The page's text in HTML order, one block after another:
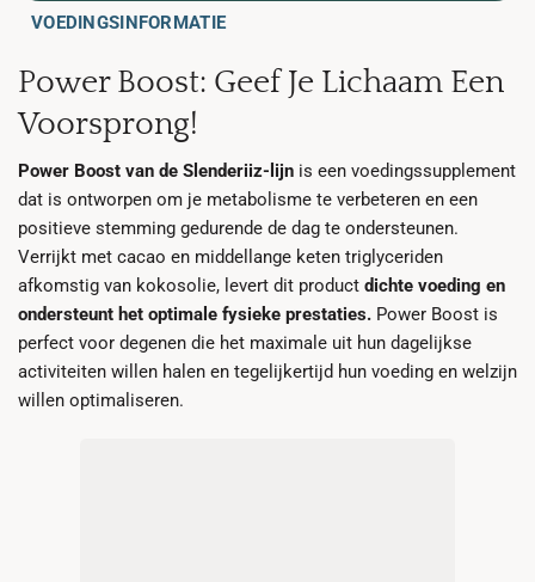
VOEDINGSINFORMATIE
Power Boost: Geef Je Lichaam Een
Voorsprong!
Power Boost van de Slenderiiz-lijn is een voedingssupplement
dat is ontworpen om je metabolisme te verbeteren en een
positieve stemming gedurende de dag te ondersteunen.
Verrijkt met cacao en middellange keten triglyceriden
afkomstig van kokosolie, levert dit product dichte voeding en
ondersteunt het optimale fysieke prestaties. Power Boost is
perfect voor degenen die het maximale uit hun dagelijkse
activiteiten willen halen en tegelijkertijd hun voeding en welzijn
willen optimaliseren.